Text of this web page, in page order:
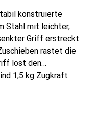
konstruierte
Stahl mit leichter,
Griff erstreckt
rastet die
löst den
1,5 kg Zugkraft
auf kugelgelagerten